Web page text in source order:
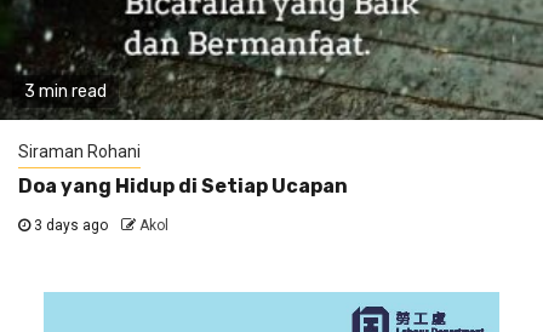
3 min read
Siraman Rohani
Doa yang Hidup di Setiap Ucapan
3 days ago Akol